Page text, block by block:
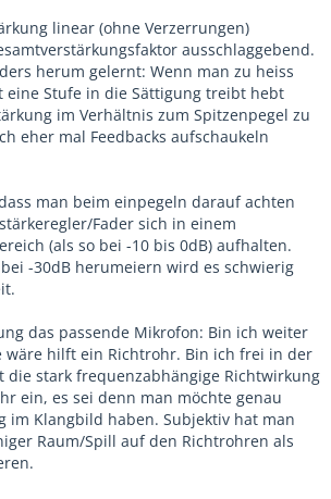
linear (ohne Verzerrungen)
ausschlaggebend.
herum gelernt: Wenn man zu heiss
Stufe in die Sättigung treibt hebt
im Verhältnis zum Spitzenpegel zu
eher mal Feedbacks aufschaukeln
man beim einpegeln darauf achten
Fader sich in einem
(als so bei -10 bis 0dB) aufhalten.
-30dB herumeiern wird es schwierig
das passende Mikrofon: Bin ich weiter
wäre hilft ein Richtrohr. Bin ich frei in der
die stark frequenzabhängige Richtwirkung
ein, es sei denn man möchte genau
im Klangbild haben. Subjektiv hat man
Raum/Spill auf den Richtrohren als